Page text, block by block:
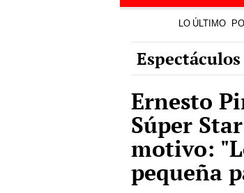
LO ÚLTIMO
Espectáculos
Ernesto
Súper
motivo:
pequeña